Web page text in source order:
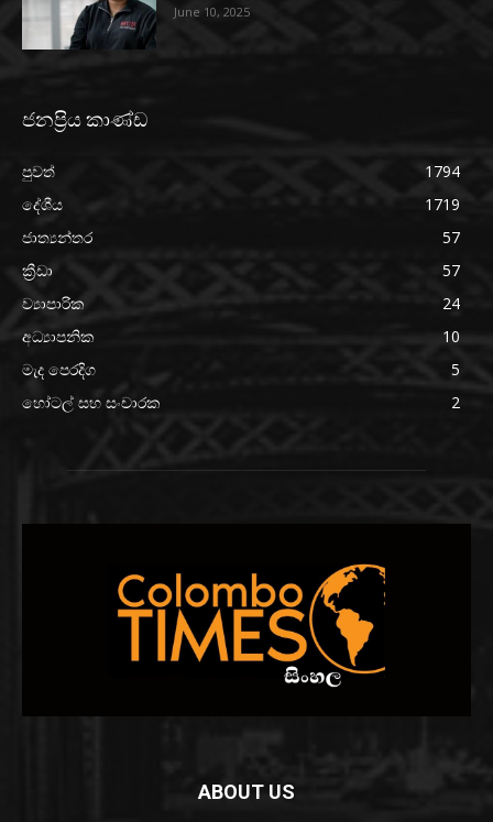
June 10, 2025
ජනප්‍රිය කාණ්ඩ
පුවත්
1794
දේශීය
1719
ජාත්‍යන්තර
57
ක්‍රීඩා
57
ව්‍යාපාරික
24
අධ්‍යාපනික
10
මැද පෙරදිග
5
හෝටල් සහ සංචාරක
2
ABOUT US